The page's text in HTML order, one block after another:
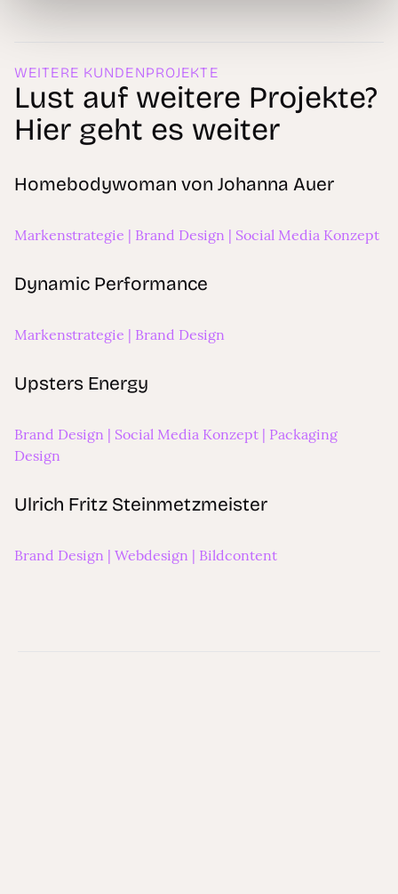
WEITERE KUNDENPROJEKTE
Lust auf weitere Projekte?
Hier geht es weiter
Homebodywoman von Johanna Auer
Markenstrategie | Brand Design | Social Media Konzept
Dynamic Performance
Markenstrategie | Brand Design
Upsters Energy
Brand Design | Social Media Konzept | Packaging
Design
Ulrich Fritz Steinmetzmeister
Brand Design | Webdesign | Bildcontent